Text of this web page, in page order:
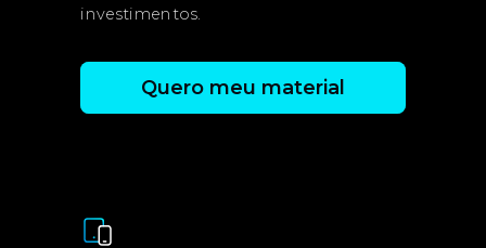
investimentos.
Quero meu material